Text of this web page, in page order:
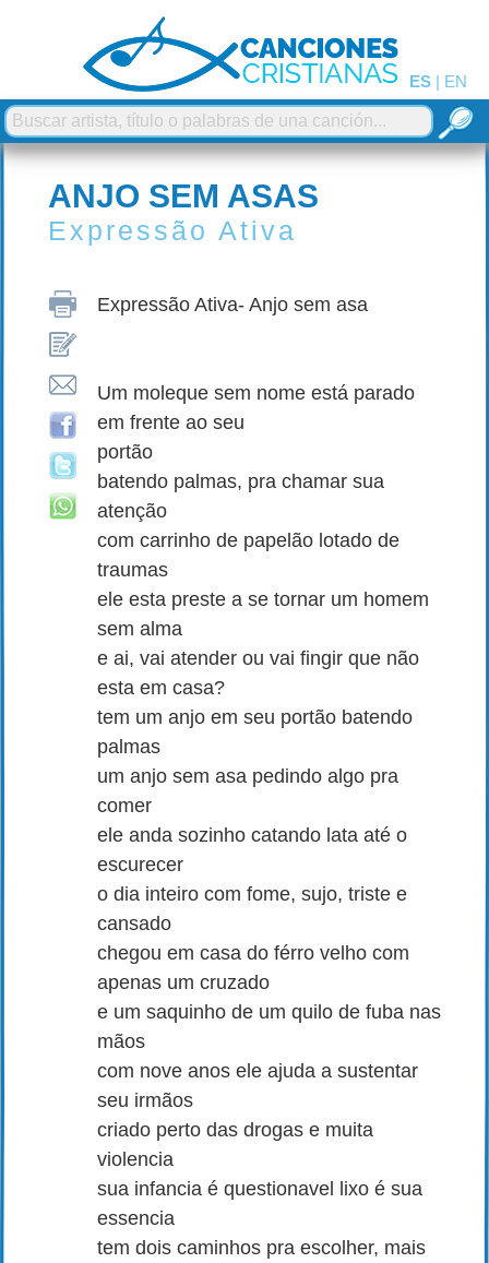
ES | EN
ANJO SEM ASAS
Expressão Ativa
Expressão Ativa- Anjo sem asa
Um moleque sem nome está parado
em frente ao seu
portão
batendo palmas, pra chamar sua
atenção
com carrinho de papelão lotado de
traumas
ele esta preste a se tornar um homem
sem alma
e ai, vai atender ou vai fingir que não
esta em casa?
tem um anjo em seu portão batendo
palmas
um anjo sem asa pedindo algo pra
comer
ele anda sozinho catando lata até o
escurecer
o dia inteiro com fome, sujo, triste e
cansado
chegou em casa do férro velho com
apenas um cruzado
e um saquinho de um quilo de fuba nas
mãos
com nove anos ele ajuda a sustentar
seu irmãos
criado perto das drogas e muita
violencia
sua infancia é questionavel lixo é sua
essencia
tem dois caminhos pra escolher, mais